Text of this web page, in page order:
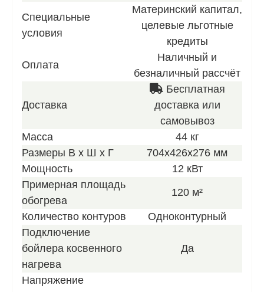
лучшего
Специальные
условия
Материнский капитал,
целевые льготные
кредиты
Оплата
Наличный и
безналичный рассчёт
Доставка
Бесплатная
доставка или
самовывоз
Масса
44 кг
Размеры В х Ш х Г
704x426x276 мм
Мощность
12 кВт
Примерная площадь
обогрева
120 м²
Количество контуров
Одноконтурный
Подключение
бойлера косвенного
нагрева
Да
Напряжение